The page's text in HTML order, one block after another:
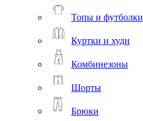
Топы и футболки
Куртки и худи
Комбинезоны
Шорты
Брюки